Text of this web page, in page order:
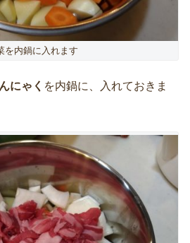
を内鍋に入れます
にゃく を内鍋に、入れておきま